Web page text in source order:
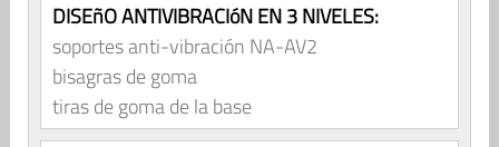
DISEñO ANTIVIBRACIóN EN 3 NIVELES:
soportes anti-vibración NA-AV2
bisagras de goma
tiras de goma de la base